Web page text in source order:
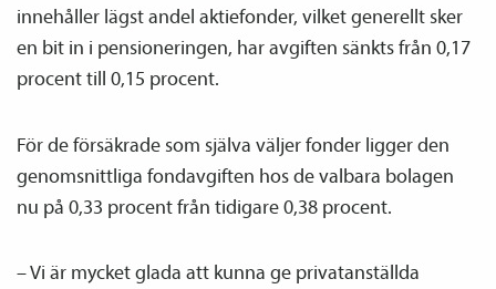
innehåller lägst andel aktiefonder, vilket generellt sker
en bit in i pensioneringen, har avgiften sänkts från 0,17
procent till 0,15 procent.
För de försäkrade som själva väljer fonder ligger den
genomsnittliga fondavgiften hos de valbara bolagen
nu på 0,33 procent från tidigare 0,38 procent.
– Vi är mycket glada att kunna ge privatanställda